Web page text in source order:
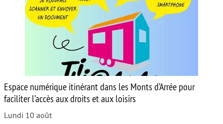
Espace numérique itinérant dans les Monts d’Arrée pour
faciliter l’accès aux droits et aux loisirs
Lundi 10 août